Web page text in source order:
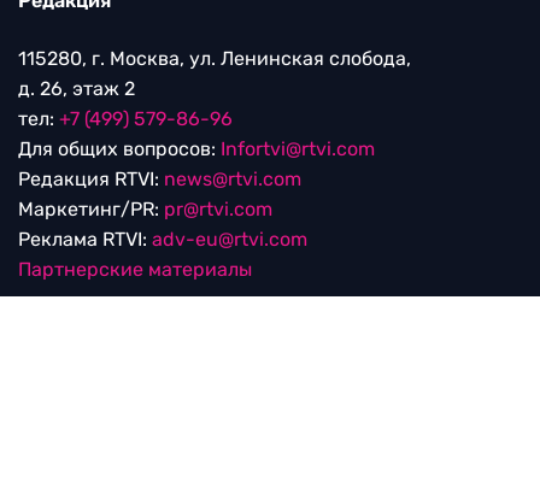
115280, г. Москва, ул. Ленинская слобода,
д. 26, этаж 2
тел: +7 (499) 579-86-96
Для общих вопросов: Infortvi@rtvi.com
Редакция RTVI: news@rtvi.com
Маркетинг/PR: pr@rtvi.com
Реклама RTVI: adv-eu@rtvi.com
Партнерские материалы